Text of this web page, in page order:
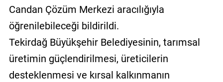
Candan Çözüm Merkezi aracılığıyla
öğrenilebileceği bildirildi.
Tekirdağ Büyükşehir Belediyesinin, tarımsal
üretimin güçlendirilmesi, üreticilerin
desteklenmesi ve kırsal kalkınmanın